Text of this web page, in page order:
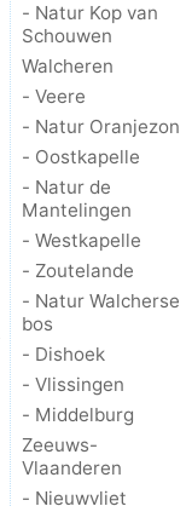
- Natur Kop van
Schouwen
Walcheren
- Veere
- Natur Oranjezon
- Oostkapelle
- Natur de
Mantelingen
- Westkapelle
- Zoutelande
- Natur Walcherse
bos
- Dishoek
- Vlissingen
- Middelburg
Zeeuws-
Vlaanderen
- Nieuwvliet